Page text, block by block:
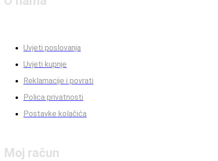
Uvjeti poslovanja
Uvjeti kupnje
Reklamacije i povrati
Polica privatnosti
Postavke kolačića
Moj račun